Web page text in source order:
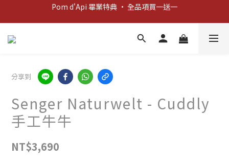
新客歡迎禮：輸入 "welcome10" 享首單九折！
Pom d'Api 畢業特典 · 全品項買一送一
新客歡迎禮：輸入 "welcome10" 享首單九折！
分享到
Senger Naturwelt - Cuddly
手工牛牛
NT$3,690